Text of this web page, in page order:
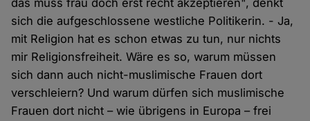
das muss frau doch erst recht akzeptieren", denkt
sich die aufgeschlossene westliche Politikerin. - Ja,
mit Religion hat es schon etwas zu tun, nur nichts
mir Religionsfreiheit. Wäre es so, warum müssen
sich dann auch nicht-muslimische Frauen dort
verschleiern? Und warum dürfen sich muslimische
Frauen dort nicht – wie übrigens in Europa – frei